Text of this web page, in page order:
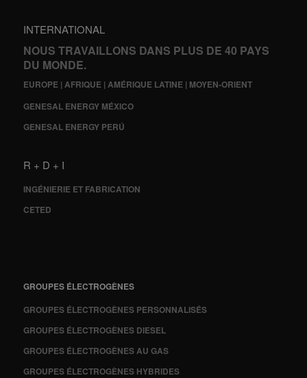
INTERNATIONAL
NOUS TRAVAILLONS DANS PLUS DE 40 PAYS
DU MONDE.
EUROPE | AFRIQUE | AMÉRIQUE LATINE | MOYEN-ORIENT
GENESAL ENERGY MÉXICO
GENESAL ENERGY PERÚ
R + D + I
INGÉNIERIE ET FABRICATION
CETED
GROUPES ÉLECTROGÈNES
GROUPES ÉLECTROGÈNES PERSONNALISÉS
GROUPES ÉLECTROGÈNES DIESEL
GROUPES ÉLECTROGÈNES AU GAS
GROUPES ÉLECTROGÈNES HYBRIDES